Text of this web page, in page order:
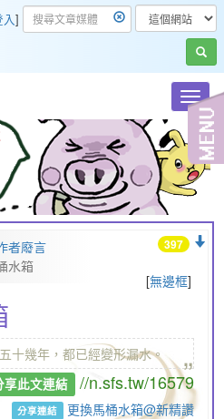
]
[無邊框]
者廢言
水箱
397
十幾年，都已經變形漏水。 „
享此文連結 //n.sfs.tw/16579
分享連結
更換馬桶水箱@新精讚